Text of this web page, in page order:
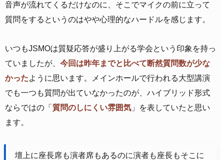
音声が流れてくるだけなのに、そこでマイクの前に立って
質問をするというのはやや心理的なハードルを感じます。
いつもJSMOは質疑応答が盛り上がる学会という印象を持っ
ていましたが、 今回は昨年までと比べて断然質問数が少な
かったように思います。メインホールで行われる大型講演
でも一つも質問が出ていなかったのが、ハイブリッド形式
ならではの「 質問のしにくい雰囲気 」を表していたと思い
ます。
壇上に座長席も演者席もあるのに演者も座長もそこに